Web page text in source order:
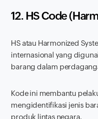
12. HS Code (
HS atau Harmonized
internasional yang
barang dalam
Kode ini membantu
mengidentifikasi jenis
produk lintas negara.